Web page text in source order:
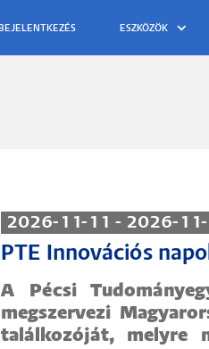
ESZKÖZÖK
2026-11-11 - 2026-
PTE Innovációs
A Pécsi
megszervezi
találkozóját, melyre